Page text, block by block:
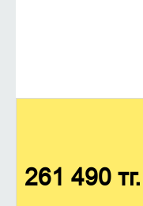
261 490 тг.